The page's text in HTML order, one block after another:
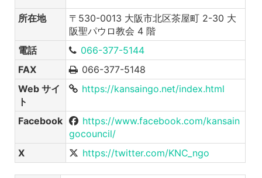
所在地
〒530-0013 大阪市北区茶屋町 2-30 大
阪聖パウロ教会 4 階
電話
066-377-5144
FAX
066-377-5148
Web サイ
ト
https://kansaingo.net/index.html
Facebook
https://www.facebook.com/kansain
gocouncil/
X
https://twitter.com/KNC_ngo